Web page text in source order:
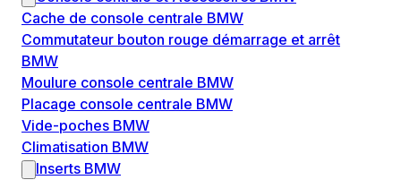
Cache de console centrale BMW
Commutateur bouton rouge démarrage et arrêt
BMW
Moulure console centrale BMW
Placage console centrale BMW
Vide-poches BMW
Climatisation BMW
Inserts BMW